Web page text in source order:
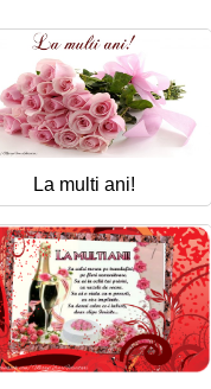
La multi ani!